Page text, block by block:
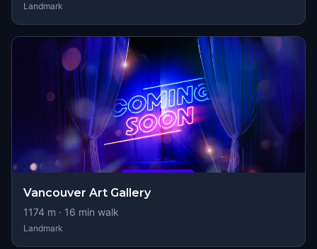
Landmark
Vancouver Art Gallery
1174 m · 16 min walk
Landmark